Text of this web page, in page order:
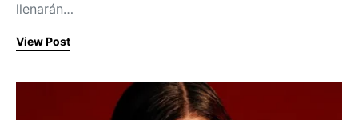
llenarán…
View Post